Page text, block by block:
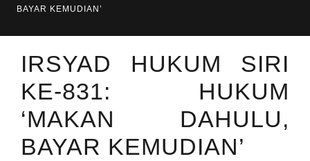
BAYAR KEMUDIAN’
IRSYAD HUKUM SIRI
KE-831: HUKUM
‘MAKAN DAHULU,
BAYAR KEMUDIAN’